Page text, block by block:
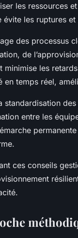
les ressources
évite les ruptures
des processus
de
minimise les
en temps réel,
standardisation
entre les
ces conseils